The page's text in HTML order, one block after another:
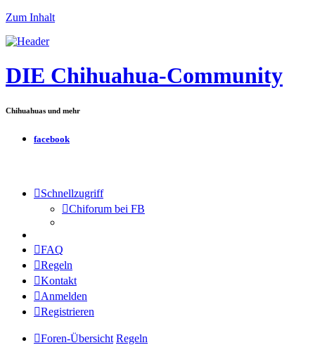
Zum Inhalt
DIE Chihuahua-Community
Chihuahuas und mehr
facebook
Schnellzugriff
Chiforum bei FB
FAQ
Regeln
Kontakt
Anmelden
Registrieren
Foren-Übersicht Regeln